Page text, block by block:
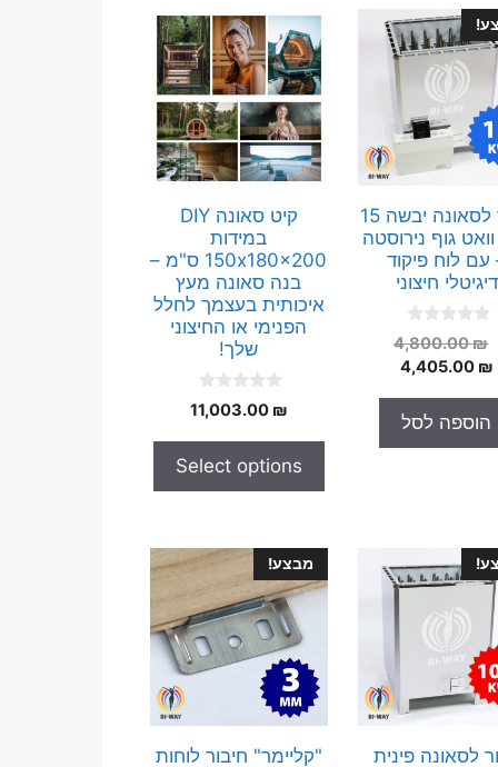
תנור לסאונה יבשה 15
וואט גוף נירוסטה
עם לוח פיקוד
דיגיטלי חיצוני
0
o
u
o
f
5
4,800.00₪
המחיר
4,405.00 ₪
המחיר
הוספה לסל
קיט סאונה DIY
במידות
150x180x200 ס"מ –
בנה סאונה מעץ
איכותית בעצמך לחלל
הפנימי או החיצוני
שלך!
0
o
o
5
11,003.00 ₪
Select options
לסאונה פינית
מבצע!
"קליימר" חיבור לוחות